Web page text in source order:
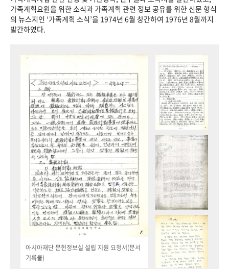
가족계획요원을 위한 소식과 가족계획 관련 정보 공유를 위한 신문 형식
의 뉴스지인 ‘가족계획 소식’을 1974년 6월 창간하여 1976년 8월까지
발간하였다.
아시아재단 문헌정보실 설립 지원 요청서(문서
기록물)